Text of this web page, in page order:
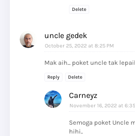
Delete
uncle gedek
October 25, 2022 at 8:25 PM
Mak aih... poket uncle tak
Reply Delete
Carneyz
November 16, 2022 at
Semoga poket Uncle
hihi..